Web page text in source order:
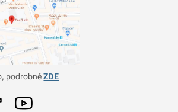
lehká, relativně skladná krásně hřeje a to
den. Jako bonus trvá opravu dlouho, než
netestoval hlouběji pod nulou, myslím že tam
tričko a bundu vzít nějaký fleece...
podrobněZDE